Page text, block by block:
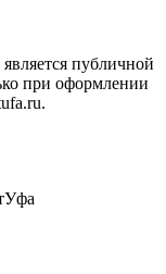
публичной
при оформлении